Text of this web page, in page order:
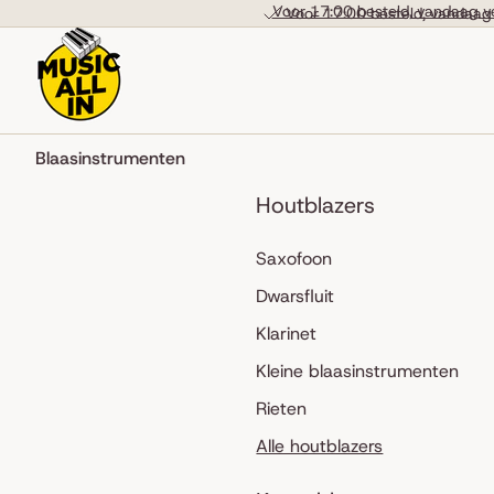
Voor 17:00 besteld,
Voor 17:00 besteld, vandaag
Blaasinstrumenten
Houtblazers
Saxofoon
Dwarsfluit
Klarinet
Kleine blaasinstrumenten
Rieten
Alle houtblazers